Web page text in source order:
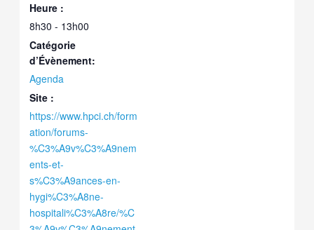
Heure :
8h30 - 13h00
Catégorie
d’Évènement:
Agenda
Site :
https://www.hpci.ch/form
ation/forums-
%C3%A9v%C3%A9nem
ents-et-
s%C3%A9ances-en-
hygi%C3%A8ne-
hospitali%C3%A8re/%C